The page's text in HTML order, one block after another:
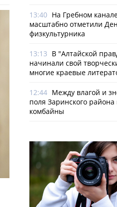
13:40 На Гребном
масштабно отметили
физкультурника
13:13 В "Алтайской
начинали свой
многие краевые
12:44 Между влагой и
поля Заринского
комбайны